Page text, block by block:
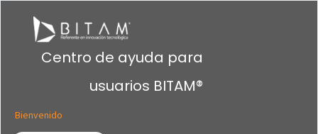
Centro de ayuda para
usuarios BITAM®
Bienvenido